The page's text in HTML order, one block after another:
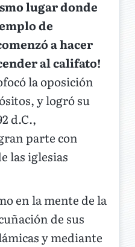
lugar donde
de
a hacer
al califato!
la oposición
y logró su
d.C.,
parte con
las iglesias
en la mente de la
de sus
y mediante